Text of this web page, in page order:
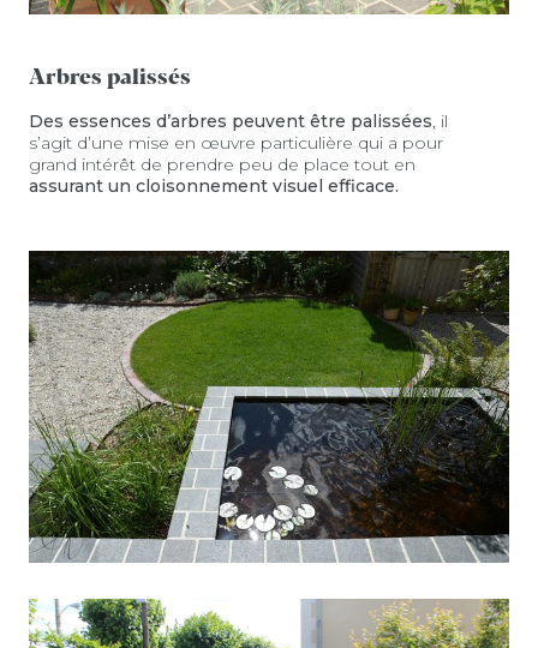
Arbres palissés
Des essences d’arbres peuvent être palissées, il
s’agit d’une mise en œuvre particulière qui a pour
grand intérêt de prendre peu de place tout en
assurant un cloisonnement visuel efficace.